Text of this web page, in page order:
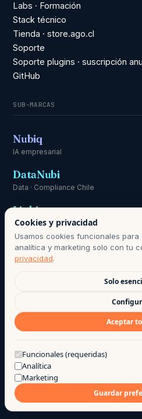
Labs · Formación
Stack técnico
Tienda · store.ago.cl
Soporte
Soporte plugins · suscripción
GitHub
SUB-MARCAS
Nubiq
IA empresarial
DataNubi
Data · Compliance Chile
Linki
Comunicación
DE CONSERVACIÓN SEGÚN
LICITUD: CONSENTIMIENTO
HECHO CON CAFÉ POR EL EQUIPO
Cookies y privacidad
Usamos cookies funcionales
analítica y marketing solo con tu
privacidad.
Solo
Aceptar
Funcionales (requeridas)
Analítica
Marketing
Guardar